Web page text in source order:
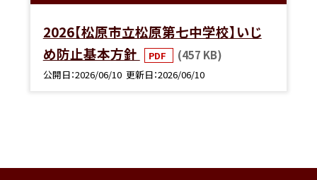
2026【松原市立松原第七中学校】いじ
め防止基本方針
PDF (457 KB)
公開日 2026/06/10 更新日 2026/06/10